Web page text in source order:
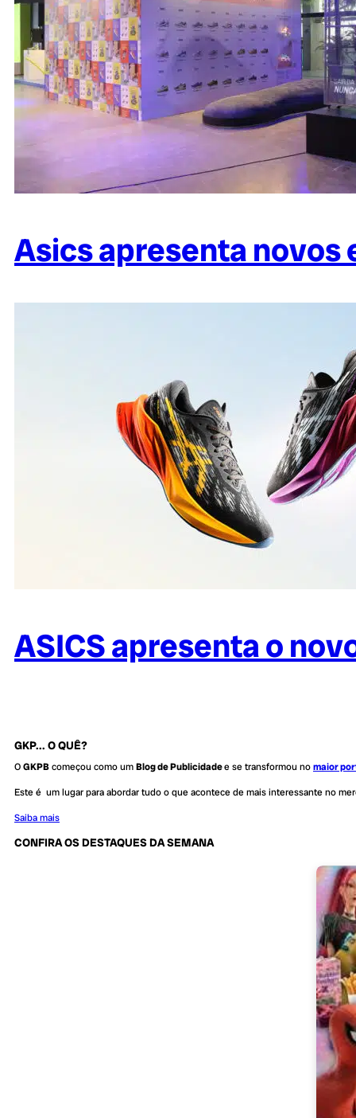
Asics apresenta novos
ASICS apresenta o
GKP... O QUÊ?
OGKPBcomeçou como umBlog de Publicidadee se transformou nomaior
Este é um lugar para abordar tudo o que acontece de mais interessante no
Saiba mais
CONFIRA OS DESTAQUES DA SEMANA